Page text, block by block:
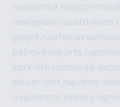
narasimha.ru
newsplain.ru
gbget.ru
petrovkasports.ru
york-life.rudoroga-
slovar-ivrit.ruporno-
ovucontrol.rusloty-